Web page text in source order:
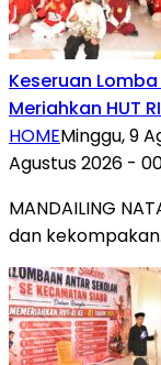
Keseruan Lomba
Meriahkan HUT
HOMEMinggu, 9
Agustus 2026 -
MANDAILING
dan